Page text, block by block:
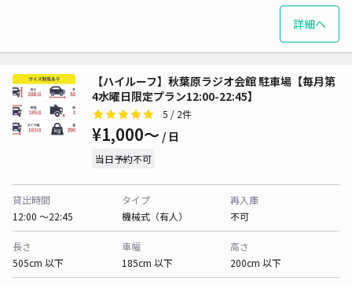
詳細へ
【ハイルーフ】秋葉原ラジオ会館 駐車場【毎月第
4水曜日限定プラン12:00-22:45】
5 / 2件
¥1,000〜 / 日
当日予約不可
貸出時間
12:00 〜22:45
タイプ
機械式（有人）
再入庫
不可
長さ
505cm 以下
車幅
185cm 以下
高さ
200cm 以下